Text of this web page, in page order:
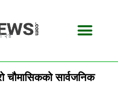
२४
चौमासिकको सार्वजनिक